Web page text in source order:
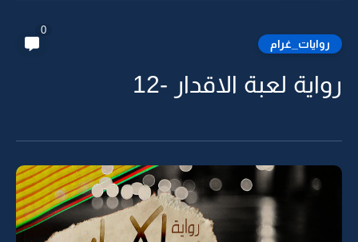
روايات_غرام
0
رواية لعبة الاقدار -12